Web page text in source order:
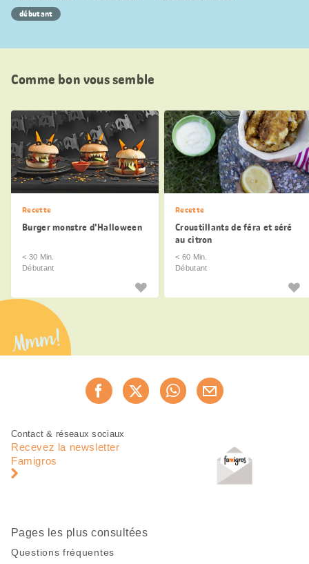
débutant
Comme bon vous semble
Recette
Burger monstre d'Halloween
< 30 Min.
Débutant
Recette
Croustillants de féra et séré
au citron
< 60 Min.
Débutant
Mmm!
Recommander maintenant
Pied
page
Navigation
pied
Contact & réseaux sociaux
Recevez la newsletter
Famigros
Pages les plus consultées
Questions fréquentes